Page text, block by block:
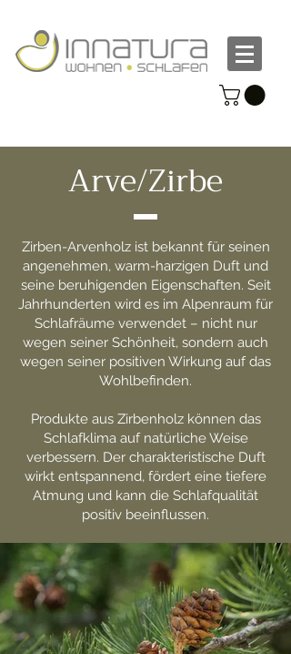
Arve/Zirbe
Zirben-Arvenholz ist bekannt für seinen
angenehmen, warm-harzigen Duft und
seine beruhigenden Eigenschaften. Seit
Jahrhunderten wird es im Alpenraum für
Schlafräume verwendet – nicht nur
wegen seiner Schönheit, sondern auch
wegen seiner positiven Wirkung auf das
Wohlbefinden.
Produkte aus Zirbenholz können das
Schlafklima auf natürliche Weise
verbessern. Der charakteristische Duft
wirkt entspannend, fördert eine tiefere
Atmung und kann die Schlafqualität
positiv beeinflussen.